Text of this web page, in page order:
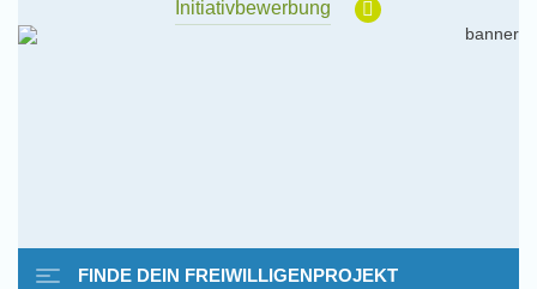
Initiativbewerbung
FINDE DEIN FREIWILLIGENPROJEKT